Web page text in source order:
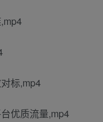
标,mp4
优质流量,mp4